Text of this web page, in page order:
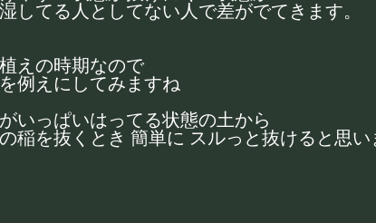
してる人としてない人で差がでてきます。
えの時期なので
例えにしてみますね
いっぱいはってる状態の土から
稲を抜くとき 簡単に スルっと抜けると思い